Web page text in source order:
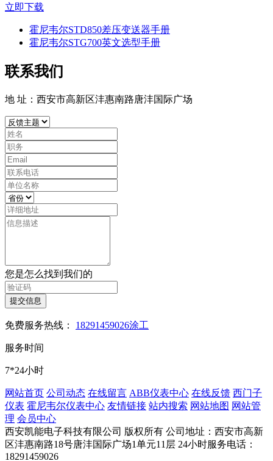
立即下载
霍尼韦尔STD850差压变送器手册
霍尼韦尔STG700英文选型手册
联系我们
地 址：西安市高新区沣惠南路唐沣国际广场
您是怎么找到我们的
提交信息
免费服务热线： 18291459026涂工
服务时间
7*24小时
网站首页 公司动态 在线留言 ABB仪表中心 在线反馈 西门子
仪表 霍尼韦尔仪表中心 友情链接 站内搜索 网站地图 网站管
理 会员中心
西安凯能电子科技有限公司 版权所有 公司地址：西安市高新
区沣惠南路18号唐沣国际广场1单元11层 24小时服务电话：
18291459026